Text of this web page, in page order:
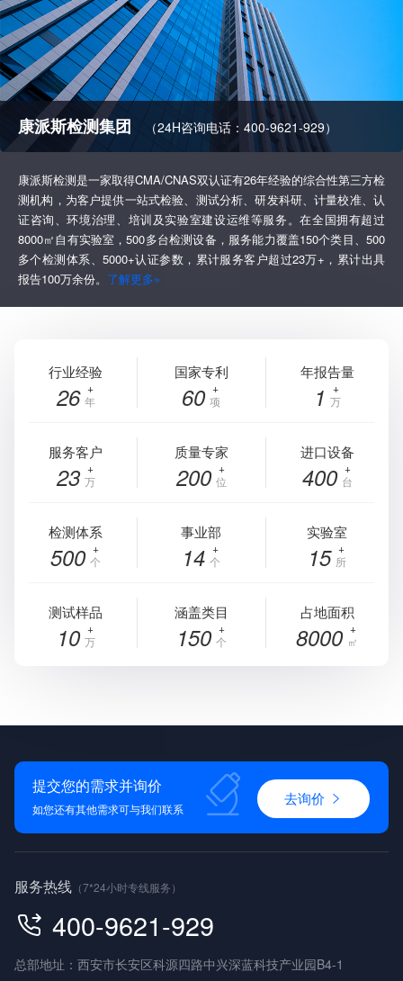
康派斯检测集团 （24H咨询电话：400-9621-929）
康派斯检测是一家取得CMA/CNAS双认证有26年经验的综合性第三方检
测机构，为客户提供一站式检验、测试分析、研发科研、计量校准、认
证咨询、环境治理、培训及实验室建设运维等服务。在全国拥有超过
8000㎡自有实验室，500多台检测设备，服务能力覆盖150个类目、500
多个检测体系、5000+认证参数，累计服务客户超过23万+，累计出具
报告100万余份。 了解更多»
行业经验
26 年
国家专利
60 项
年报告量
1 万
服务客户
23 万
质量专家
200 位
进口设备
400 台
检测体系
500 个
事业部
14 个
实验室
15 所
测试样品
10 万
涵盖类目
150 个
占地面积
8000 ㎡
提交您的需求并询价
如您还有其他需求可与我们联系
去询价
服务热线 （7*24小时专线服务）
400-9621-929
总部地址：西安市长安区科源四路中兴深蓝科技产业园B4-1